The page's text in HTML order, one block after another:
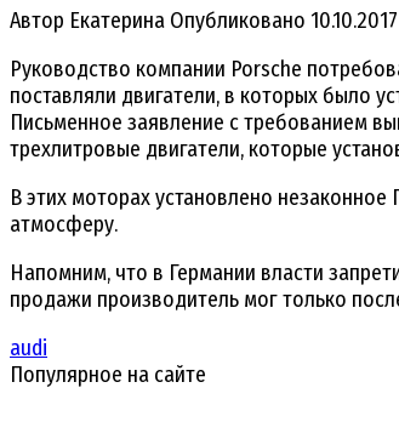
Автор Екатерина Опубликовано 10.10.2017
Руководство компании Porsche
поставляли двигатели, в которых было
Письменное заявление с требованием
трехлитровые двигатели, которые
В этих моторах установлено
атмосферу.
Напомним, что в Германии власти
продажи производитель мог только
audi
Популярное на сайте